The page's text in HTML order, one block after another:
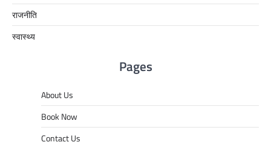
राजनीति
स्वास्थ्य
Pages
About Us
Book Now
Contact Us